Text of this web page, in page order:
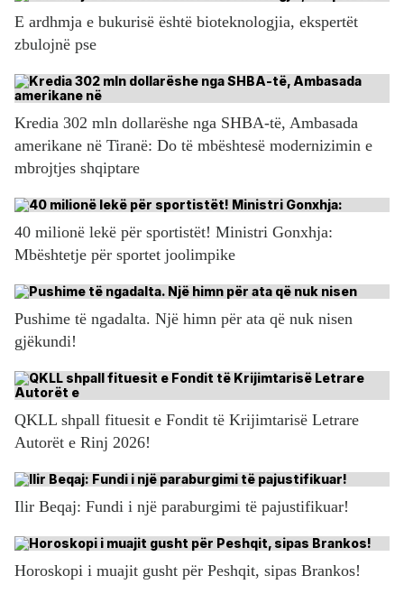
E ardhmja e bukurisë është bioteknologjia, ekspertët
zbulojnë pse
Kredia 302 mln dollarëshe nga SHBA-të, Ambasada
amerikane në Tiranë: Do të mbështesë modernizimin e
mbrojtjes shqiptare
40 milionë lekë për sportistët! Ministri Gonxhja:
Mbështetje për sportet joolimpike
Pushime të ngadalta. Një himn për ata që nuk nisen
gjëkundi!
QKLL shpall fituesit e Fondit të Krijimtarisë Letrare
Autorët e Rinj 2026!
Ilir Beqaj: Fundi i një paraburgimi të pajustifikuar!
Horoskopi i muajit gusht për Peshqit, sipas Brankos!